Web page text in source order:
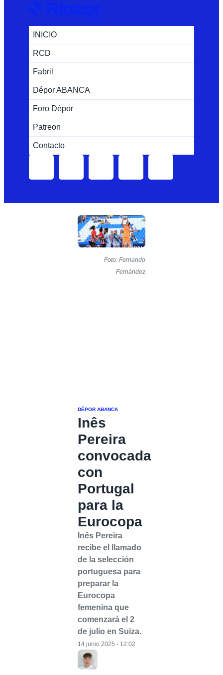
INICIO
RCD
Fabril
Dépor ABANCA
Foro Dépor
Patreon
Contacto
Foto: Fernando
Fernández
DÉPOR ABANCA
Inês
Pereira
convocada
con
Portugal
para la
Eurocopa
Inês Pereira
recibe el llamado
de la selección
portuguesa para
preparar la
Eurocopa
femenina que
comenzará el 2
de julio en Suiza.
14 junio 2025 - 12:02